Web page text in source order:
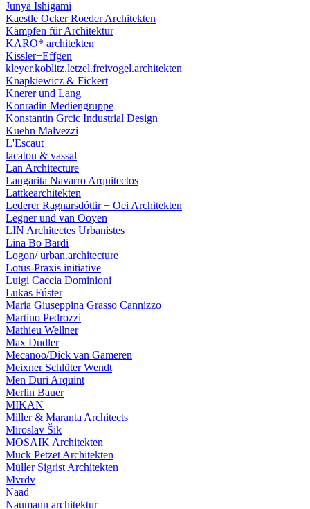
Junya Ishigami
Kaestle Ocker Roeder Architekten
Kämpfen für Architektur
KARO* architekten
Kissler+Effgen
kleyer.koblitz.letzel.freivogel.architekten
Knapkiewicz & Fickert
Knerer und Lang
Konradin Mediengruppe
Konstantin Grcic Industrial Design
Kuehn Malvezzi
L'Escaut
lacaton & vassal
Lan Architecture
Langarita Navarro Arquitectos
Lattkearchitekten
Lederer Ragnarsdóttir + Oei Architekten
Legner und van Ooyen
LIN Architectes Urbanistes
Lina Bo Bardi
Logon/ urban.architecture
Lotus-Praxis initiative
Luigi Caccia Dominioni
Lukas Fúster
Maria Giuseppina Grasso Cannizzo
Martino Pedrozzi
Mathieu Wellner
Max Dudler
Mecanoo/Dick van Gameren
Meixner Schlüter Wendt
Men Duri Arquint
Merlin Bauer
MIKAN
Miller & Maranta Architects
Miroslav Šik
MOSAIK Architekten
Muck Petzet Architekten
Müller Sigrist Architekten
Mvrdv
Naad
Naumann architektur